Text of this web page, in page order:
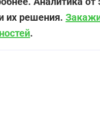
Аналитика от
их решения.
.